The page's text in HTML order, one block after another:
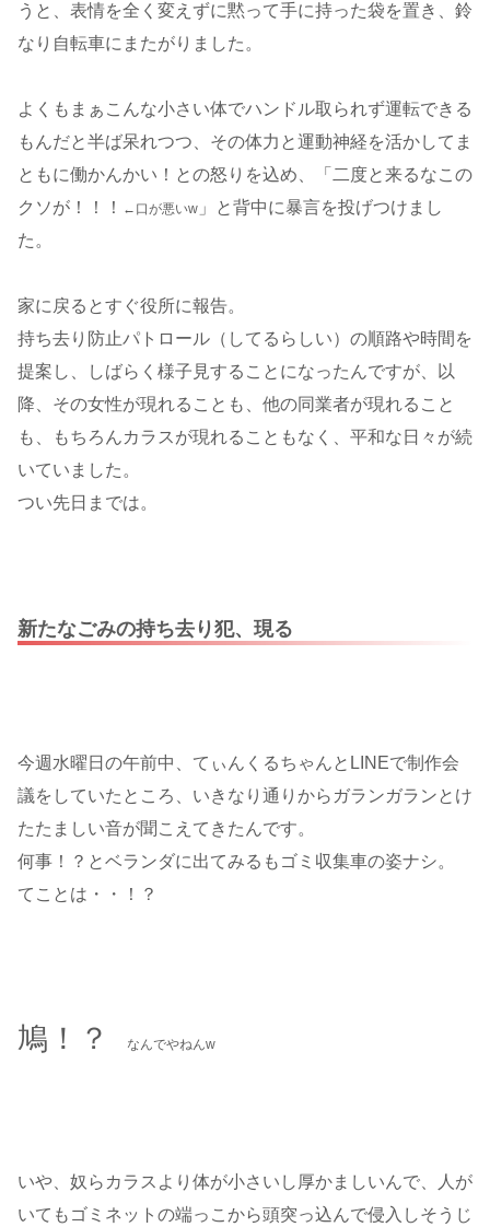
うと、表情を全く変えずに黙って手に持った袋を置き、鈴
なり自転車にまたがりました。
よくもまぁこんな小さい体でハンドル取られず運転できる
もんだと半ば呆れつつ、その体力と運動神経を活かしてま
ともに働かんかい！との怒りを込め、「二度と来るなこの
クソが！！！
←口が悪いw 」と背中に暴言を投げつけまし
た。
家に戻るとすぐ役所に報告。
持ち去り防止パトロール（してるらしい）の順路や時間を
提案し、しばらく様子見することになったんですが、以
降、その女性が現れることも、他の同業者が現れること
も、もちろんカラスが現れることもなく、平和な日々が続
いていました。
つい先日までは。
新たなごみの持ち去り犯、現る
今週水曜日の午前中、てぃんくるちゃんとLINEで制作会
議をしていたところ、いきなり通りからガランガランとけ
たたましい音が聞こえてきたんです。
何事！？とベランダに出てみるもゴミ収集車の姿ナシ。
てことは・・！？
鳩！？ なんでやねんw
いや、奴らカラスより体が小さいし厚かましいんで、人が
いてもゴミネットの端っこから頭突っ込んで侵入しそうじ